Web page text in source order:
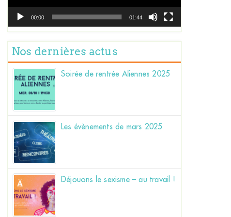
00:00 01:44
Nos dernières actus
Soirée de rentrée Aliennes 2025
Les évènements de mars 2025
Déjouons le sexisme – au travail !